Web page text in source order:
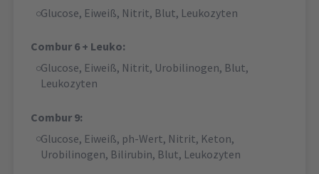
Glucose, Eiweiß, Nitrit, Blut, Leukozyten
Combur 6 + Leuko:
Glucose, Eiweiß, Nitrit, Urobilinogen, Blut,
Leukozyten
Combur 9:
Glucose, Eiweiß, ph-Wert, Nitrit, Keton,
Urobilinogen, Bilirubin, Blut, Leukozyten